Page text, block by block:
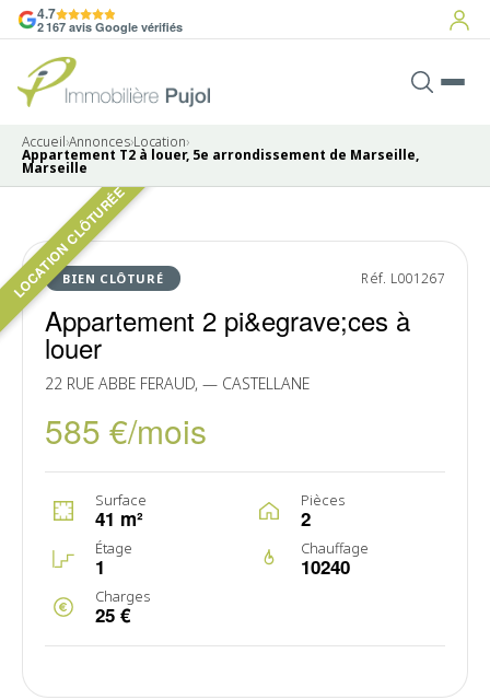
4.7
2 167 avis Google vérifiés
Accueil›Annonces›Location›
Appartement T2 à louer, 5e arrondissement de Marseille,
Marseille
LOCATION CLÔTURÉE
BIEN CLÔTURÉ Réf. L001267
Appartement 2 pi&egrave;ces à
louer
22 RUE ABBE FERAUD, — CASTELLANE
585 €/mois
Surface
41 m²
Pièces
2
Étage
1
Chauffage
10240
Charges
25 €
Pas de photo disponible
LOUÉ